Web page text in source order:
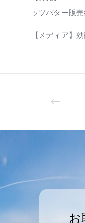
ッツバター販
【メディア】
お